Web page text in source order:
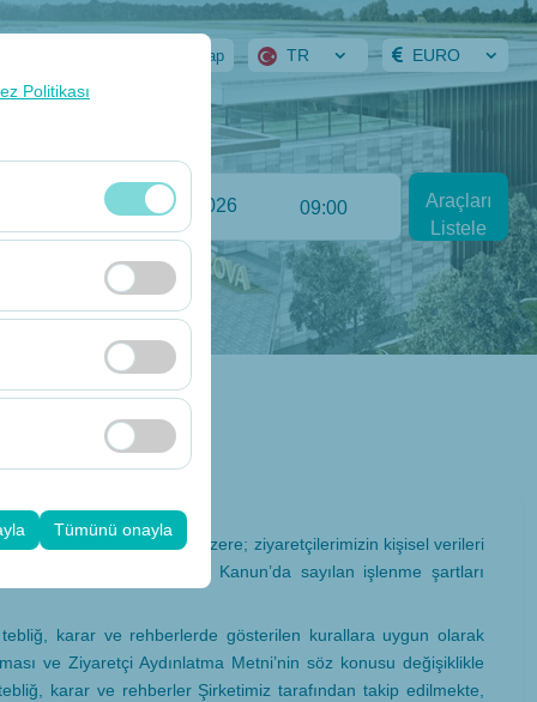
Politikası
Devre dışı
davranışları)
iyileştirmek için
Tümünü onayla
Giriş Yap TR EURO
Bırakış Tarih
09:00
Araçları
Listele
prensibi başta olmak üzere; ziyaretçilerimizin kişisel verileri
güncellenecek ve Kanun’da sayılan işlenme şartları
karar ve rehberlerde gösterilen kurallara uygun olarak
ve Ziyaretçi Aydınlatma Metni’nin söz konusu değişiklikle
karar ve rehberler Şirketimiz tarafından takip edilmekte,